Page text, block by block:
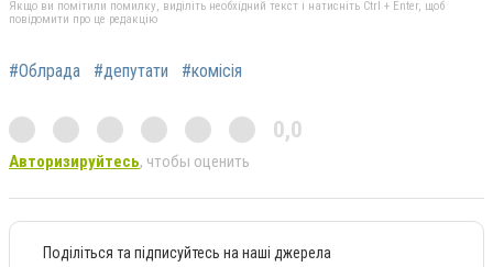
Якщо ви помітили помилку, виділіть необхідний текст і натисніть Ctrl + Enter, щоб
повідомити про це редакцію
#Облрада #депутати #комісія
0,0
Авторизируйтесь, чтобы оценить
Поділіться та підписуйтесь на наші джерела